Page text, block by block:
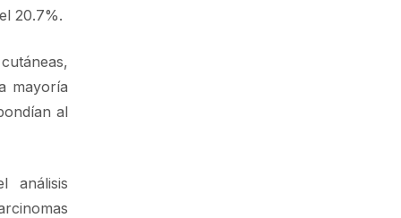
20.7%.
mayoría
al
análisis